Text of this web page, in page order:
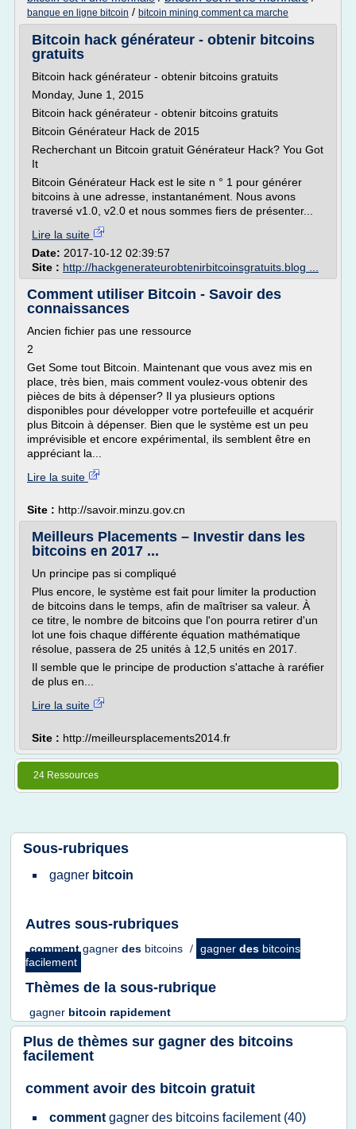
banque en ligne bitcoin / bitcoin mining comment ca marche
Bitcoin hack générateur - obtenir bitcoins
gratuits
Bitcoin hack générateur - obtenir bitcoins gratuits
Monday, June 1, 2015
Bitcoin hack générateur - obtenir bitcoins gratuits
Bitcoin Générateur Hack de 2015
Recherchant un Bitcoin gratuit Générateur Hack? You Got
It
Bitcoin Générateur Hack est le site n ° 1 pour générer
bitcoins à une adresse, instantanément. Nous avons
traversé v1.0, v2.0 et nous sommes fiers de présenter...
Lire la suite
Date: 2017-10-12 02:39:57
Site : http://hackgenerateurobtenirbitcoinsgratuits.blog ...
Comment utiliser Bitcoin - Savoir des
connaissances
Ancien fichier pas une ressource
2
Get Some tout Bitcoin. Maintenant que vous avez mis en
place, très bien, mais comment voulez-vous obtenir des
pièces de bits à dépenser? Il ya plusieurs options
disponibles pour développer votre portefeuille et acquérir
plus Bitcoin à dépenser. Bien que le système est un peu
imprévisible et encore expérimental, ils semblent être en
appréciant la...
Lire la suite
Site : http://savoir.minzu.gov.cn
Meilleurs Placements – Investir dans les
bitcoins en 2017 ...
Un principe pas si compliqué
Plus encore, le système est fait pour limiter la production
de bitcoins dans le temps, afin de maîtriser sa valeur. À
ce titre, le nombre de bitcoins que l'on pourra retirer d'un
lot une fois chaque différente équation mathématique
résolue, passera de 25 unités à 12,5 unités en 2017.
Il semble que le principe de production s'attache à raréfier
de plus en...
Lire la suite
Site : http://meilleursplacements2014.fr
24 Ressources
Sous-rubriques
gagner bitcoin
Autres sous-rubriques
commentgagner des bitcoins / gagner des bitcoins
facilement
Thèmes de la sous-rubrique
gagner bitcoin rapidement
Plus de thèmes sur gagner des bitcoins
facilement
comment avoir des bitcoin gratuit
comment gagner des bitcoins facilement (40)